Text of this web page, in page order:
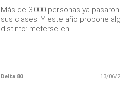
Más de 3.000 personas ya
sus clases. Y este año propone
distinto: meterse en...
Delta 80 13/06/